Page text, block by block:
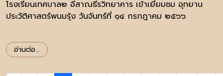
โรงเรียนเทศบาล๒ อีสาณธีรวิทยาคาร เข้าเยี่ยมชม อุทยาน
ประวัติศาสตร์พนมรุ้ง วันจันทร์ที่ ๑๔ กรกฎาคม ๒๕๖๖
อ่านต่อ...